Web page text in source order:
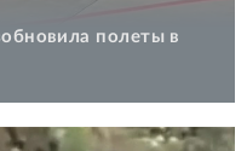
полеты в